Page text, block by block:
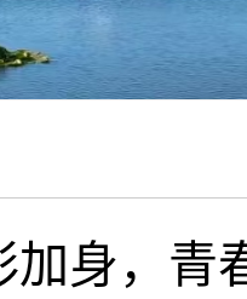
加身，青